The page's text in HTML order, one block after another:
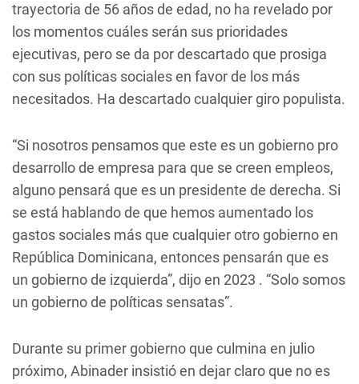
trayectoria de 56 años de edad, no ha revelado por
los momentos cuáles serán sus prioridades
ejecutivas, pero se da por descartado que prosiga
con sus políticas sociales en favor de los más
necesitados. Ha descartado cualquier giro populista.
“Si nosotros pensamos que este es un gobierno pro
desarrollo de empresa para que se creen empleos,
alguno pensará que es un presidente de derecha. Si
se está hablando de que hemos aumentado los
gastos sociales más que cualquier otro gobierno en
República Dominicana, entonces pensarán que es
un gobierno de izquierda”, dijo en 2023 . “Solo somos
un gobierno de políticas sensatas”.
Durante su primer gobierno que culmina en julio
próximo, Abinader insistió en dejar claro que no es